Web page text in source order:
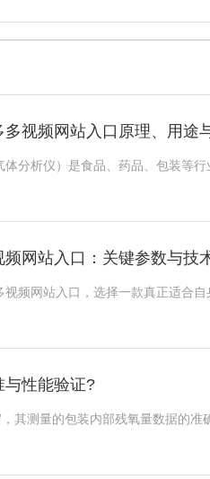
视频网站入口原理、用途
分析仪）是食品、药品、包装等行
网站入口：关键参数与技
频网站入口，选择一款真正适合自
与性能验证?
其测量的包装内部残氧量数据的准